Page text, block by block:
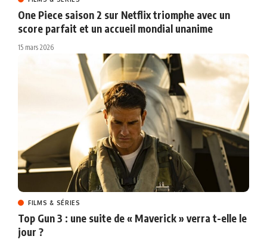
One Piece saison 2 sur Netflix triomphe avec un
score parfait et un accueil mondial unanime
15 mars 2026
FILMS & SÉRIES
Top Gun 3 : une suite de « Maverick » verra t-elle le
jour ?